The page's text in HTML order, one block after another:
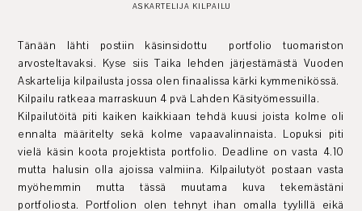
ASKARTELIJA KILPAILU
Tänään lähti postiin käsinsidottu portfolio tuomariston
arvosteltavaksi. Kyse siis Taika lehden järjestämästä Vuoden
Askartelija kilpailusta jossa olen finaalissa kärki kymmenikössä.
Kilpailu ratkeaa marraskuun 4 pvä Lahden Käsityömessuilla.
Kilpailutöitä piti kaiken kaikkiaan tehdä kuusi joista kolme oli
ennalta määritelty sekä kolme vapaavalinnaista. Lopuksi piti
vielä käsin koota projektista portfolio. Deadline on vasta 4.10
mutta halusin olla ajoissa valmiina. Kilpailutyöt postaan vasta
myöhemmin mutta tässä muutama kuva tekemästäni
portfoliosta. Portfolion olen tehnyt ihan omalla tyylillä eikä